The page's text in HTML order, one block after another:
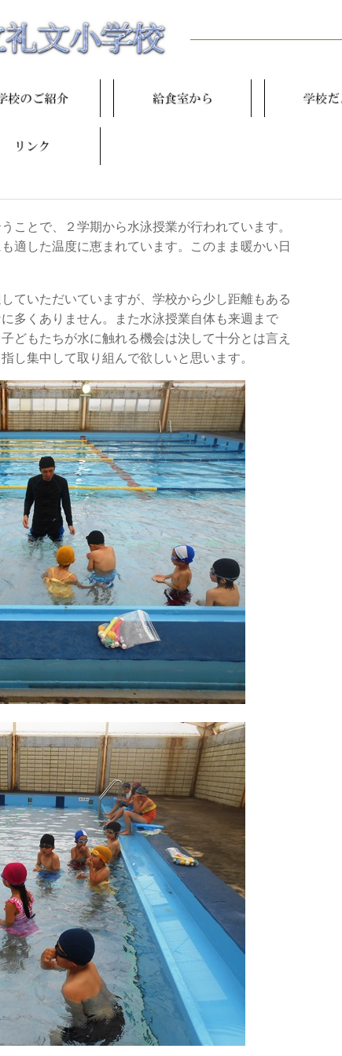
ことで、２学期から水泳授業が行われています。
適した温度に恵まれています。このまま暖かい日
ていただいていますが、学校から少し距離もある
多くありません。また水泳授業自体も来週まで
どもたちが水に触れる機会は決して十分とは言え
し集中して取り組んで欲しいと思います。